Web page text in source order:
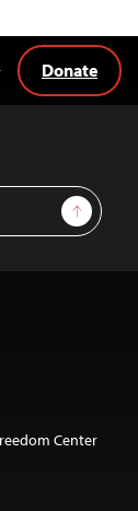
Sign Up
Donate
Center